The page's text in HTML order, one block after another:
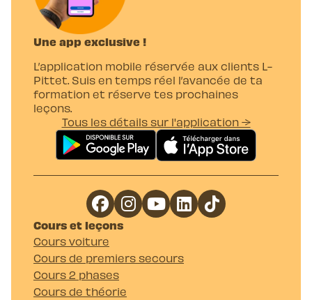
Une app exclusive !
L’application mobile réservée aux clients L-
Pittet. Suis en temps réel l’avancée de ta
formation et réserve tes prochaines
leçons.
Tous les détails sur l'application →
Cours et leçons
Cours voiture
Cours de premiers secours
Cours 2 phases
Cours de théorie